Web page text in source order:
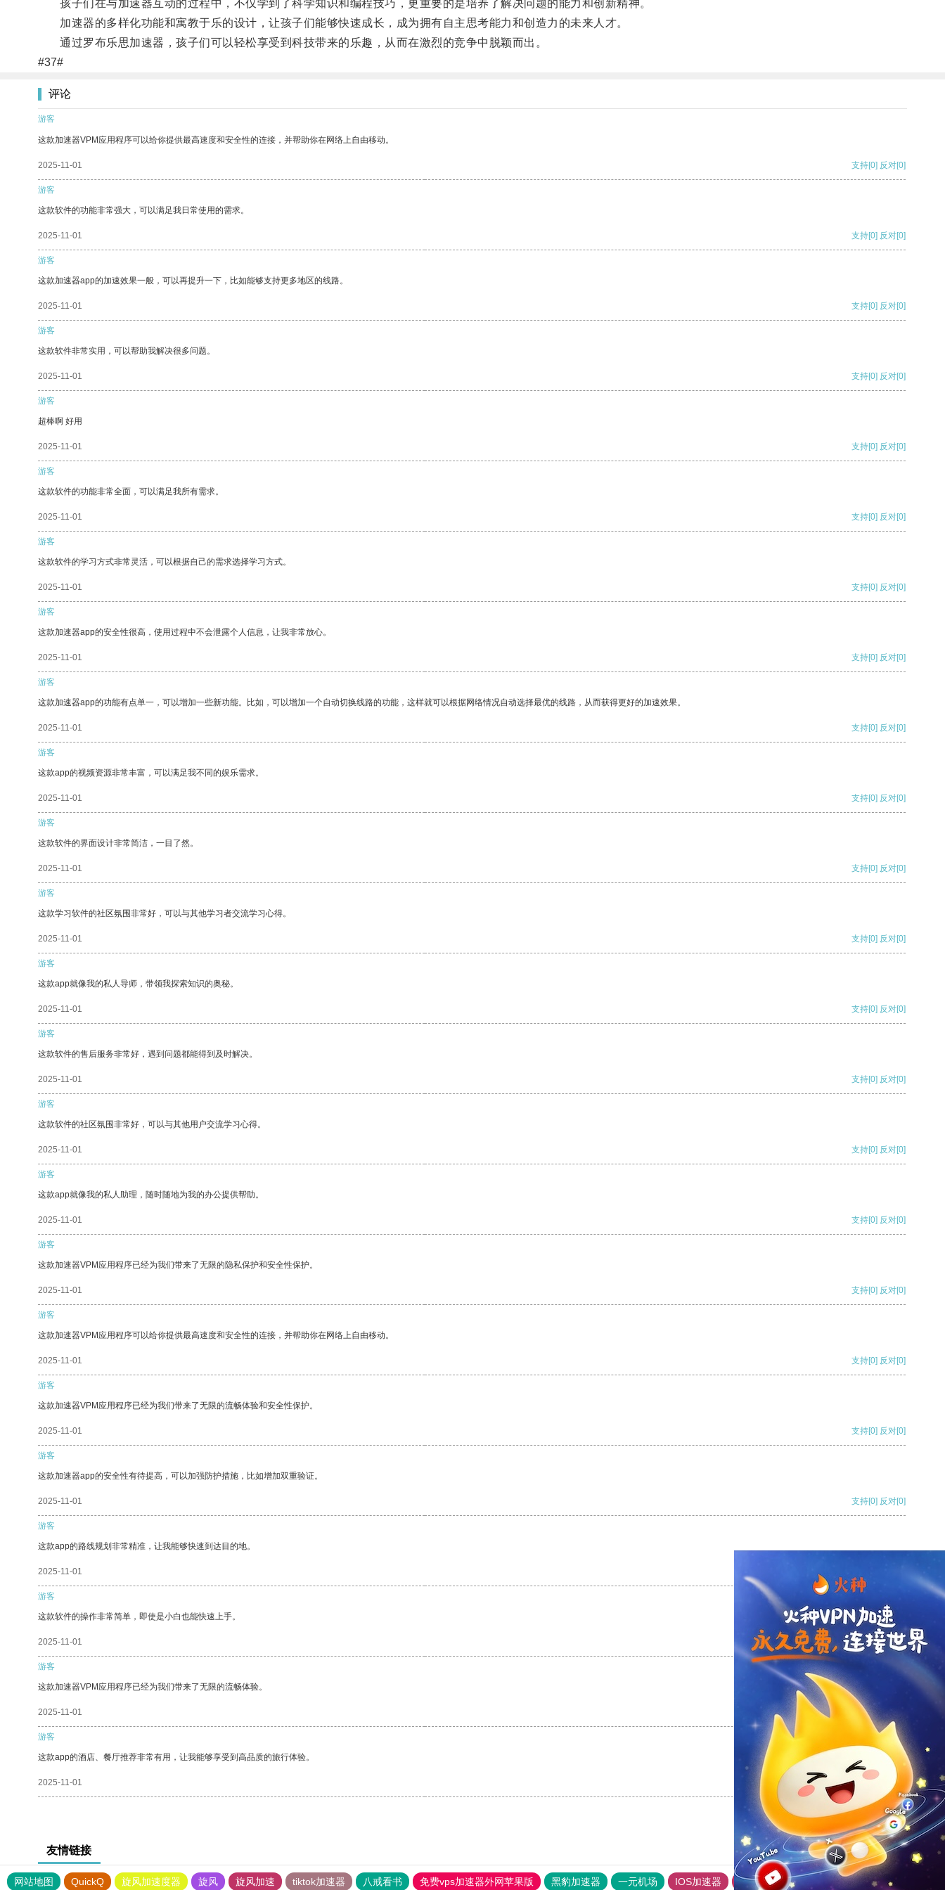
孩子们在与加速器互动的过程中，不仅学到了科学知识和编程技巧，更重要的是培养了解决问题的能力和创新精神。
加速器的多样化功能和寓教于乐的设计，让孩子们能够快速成长，成为拥有自主思考能力和创造力的未来人才。
通过罗布乐思加速器，孩子们可以轻松享受到科技带来的乐趣，从而在激烈的竞争中脱颖而出。
#37#
评论
游客
这款加速器VPM应用程序可以给你提供最高速度和安全性的连接，并帮助你在网络上自由移动。
2025-11-01 支持[0] 反对[0]
游客
这款软件的功能非常强大，可以满足我日常使用的需求。
2025-11-01 支持[0] 反对[0]
游客
这款加速器app的加速效果一般，可以再提升一下，比如能够支持更多地区的线路。
2025-11-01 支持[0] 反对[0]
游客
这款软件非常实用，可以帮助我解决很多问题。
2025-11-01 支持[0] 反对[0]
游客
超棒啊 好用
2025-11-01 支持[0] 反对[0]
游客
这款软件的功能非常全面，可以满足我所有需求。
2025-11-01 支持[0] 反对[0]
游客
这款软件的学习方式非常灵活，可以根据自己的需求选择学习方式。
2025-11-01 支持[0] 反对[0]
游客
这款加速器app的安全性很高，使用过程中不会泄露个人信息，让我非常放心。
2025-11-01 支持[0] 反对[0]
游客
这款加速器app的功能有点单一，可以增加一些新功能。比如，可以增加一个自动切换线路的功能，这样就可以根据网络情况自动选择最优的线路，从而获得更好的加速效果。
2025-11-01 支持[0] 反对[0]
游客
这款app的视频资源非常丰富，可以满足我不同的娱乐需求。
2025-11-01 支持[0] 反对[0]
游客
这款软件的界面设计非常简洁，一目了然。
2025-11-01 支持[0] 反对[0]
游客
这款学习软件的社区氛围非常好，可以与其他学习者交流学习心得。
2025-11-01 支持[0] 反对[0]
游客
这款app就像我的私人导师，带领我探索知识的奥秘。
2025-11-01 支持[0] 反对[0]
游客
这款软件的售后服务非常好，遇到问题都能得到及时解决。
2025-11-01 支持[0] 反对[0]
游客
这款软件的社区氛围非常好，可以与其他用户交流学习心得。
2025-11-01 支持[0] 反对[0]
游客
这款app就像我的私人助理，随时随地为我的办公提供帮助。
2025-11-01 支持[0] 反对[0]
游客
这款加速器VPM应用程序已经为我们带来了无限的隐私保护和安全性保护。
2025-11-01 支持[0] 反对[0]
游客
这款加速器VPM应用程序可以给你提供最高速度和安全性的连接，并帮助你在网络上自由移动。
2025-11-01 支持[0] 反对[0]
游客
这款加速器VPM应用程序已经为我们带来了无限的流畅体验和安全性保护。
2025-11-01 支持[0] 反对[0]
游客
这款加速器app的安全性有待提高，可以加强防护措施，比如增加双重验证。
2025-11-01 支持[0] 反对[0]
游客
这款app的路线规划非常精准，让我能够快速到达目的地。
2025-11-01
游客
这款软件的操作非常简单，即使是小白也能快速上手。
2025-11-01 支持 [0] 反对[0]
游客
这款加速器VPM应用程序已经为我们带来了无限的流畅体验。
2025-11-01 支持[0] 反对
游客
这款app的酒店、餐厅推荐非常有用，让我能够享受到高品质的旅行体验。
2025-11-01 支持[0] 反对[0]
友情链接
网站地图 QuickQ 旋风加速度器 旋风 旋风加速 tiktok加速器 八戒看书 免费vps加速器外网苹果版 黑豹加速器 一元机场 IOS加速器 旋风加速度器 极光加速器官网